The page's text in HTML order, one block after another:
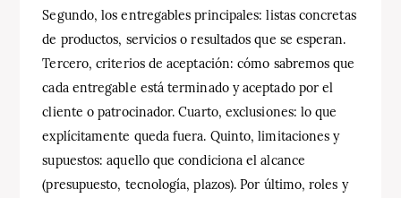
Segundo, los entregables principales: listas concretas
de productos, servicios o resultados que se esperan.
Tercero, criterios de aceptación: cómo sabremos que
cada entregable está terminado y aceptado por el
cliente o patrocinador. Cuarto, exclusiones: lo que
explícitamente queda fuera. Quinto, limitaciones y
supuestos: aquello que condiciona el alcance
(presupuesto, tecnología, plazos). Por último, roles y